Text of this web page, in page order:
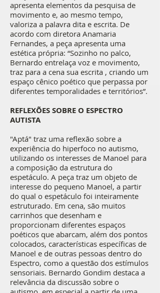
apresenta elementos da pesquisa de
movimento e, ao mesmo tempo,
valoriza a palavra dita e escrita. De
acordo com diretora Anamaria
Fernandes, a peça apresenta uma
estética própria: “Sozinho no palco,
Bernardo entrelaça voz e movimento,
traz para a cena sua escrita , criando um
espaço cênico poético que perpassa por
diferentes temporalidades e territórios”.
REFLEXÕES SOBRE O ESPECTRO
AUTISTA
"Aptá" traz uma reflexão sobre a
experiência do hiperfoco no autismo,
utilizando os interesses de Manoel para
a composição da estrutura do
espetáculo. A peça traz um objeto de
interesse do pequeno Manoel, a partir
do qual o espetáculo foi inteiramente
estruturado. Em cena, são muitos
carrinhos que desenham e
proporcionam diferentes espaços
poéticos que abarcam, além dos pontos
colocados, características específicas de
Manoel e de outras pessoas dentro do
Espectro, como a questão dos estímulos
sensoriais. Bernardo Gondim destaca a
relevância da discussão sobre o